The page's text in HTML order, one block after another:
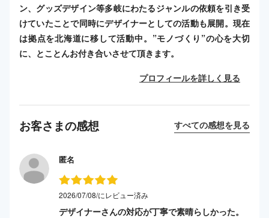
ン、グッズデザイン等多岐にわたるジャンルの依頼を引き受
けていたことで同時にデザイナーとしての活動も展開。現在
は拠点を北海道に移して活動中。”モノづくり”の心を大切
に、とことんお付き合いさせて頂きます。
プロフィールを詳しく見る
お客さまの感想 すべての感想を見る
匿名
2026/07/08/にレビュー済み
デザイナーさんの対応が丁寧で素晴らしかった。